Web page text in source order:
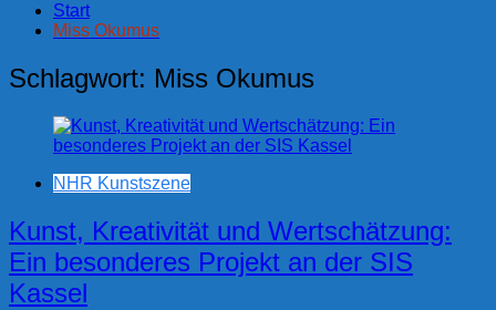
Start
Miss Okumus
Schlagwort: Miss Okumus
NHR Kunstszene
Kunst, Kreativität und Wertschätzung:
Ein besonderes Projekt an der SIS
Kassel